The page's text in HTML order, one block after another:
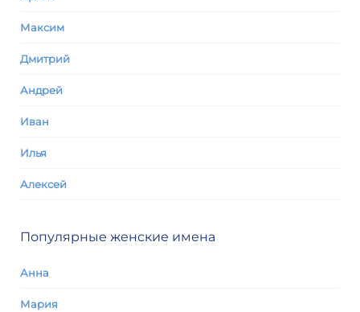
Максим
Дмитрий
Андрей
Иван
Илья
Алексей
Популярные женские имена
Анна
Мария